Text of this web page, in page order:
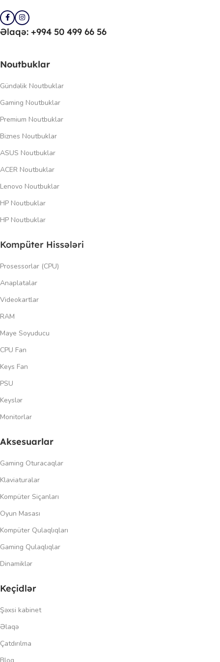
Əlaqə: +994 50 499 66 56
Noutbuklar
Gündəlik Noutbuklar
Gaming Noutbuklar
Premium Noutbuklar
Biznes Noutbuklar
ASUS Noutbuklar
ACER Noutbuklar
Lenovo Noutbuklar
HP Noutbuklar
HP Noutbuklar
Kompüter Hissələri
Prosessorlar (CPU)
Anaplatalar
Videokartlar
RAM
Maye Soyuducu
CPU Fan
Keys Fan
PSU
Keyslər
Monitorlar
Aksesuarlar
Gaming Oturacaqlar
Klaviaturalar
Kompüter Siçanları
Oyun Masası
Kompüter Qulaqlıqları
Gaming Qulaqlıqlar
Dinamiklər
Keçidlər
Şəxsi kabinet
Əlaqə
Çatdırılma